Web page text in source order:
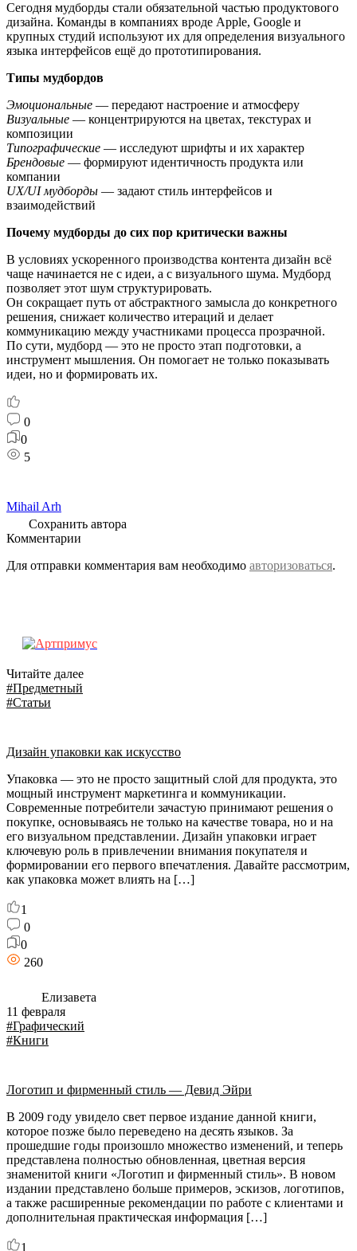
Сегодня мудборды стали обязательной частью продуктового
дизайна. Команды в компаниях вроде Apple, Google и
крупных студий используют их для определения визуального
языка интерфейсов ещё до прототипирования.
Типы мудбордов
Эмоциональные — передают настроение и атмосферу
Визуальные — концентрируются на цветах, текстурах и
композиции
Типографические — исследуют шрифты и их характер
Брендовые — формируют идентичность продукта или
компании
UX/UI мудборды — задают стиль интерфейсов и
взаимодействий
Почему мудборды до сих пор критически важны
В условиях ускоренного производства контента дизайн всё
чаще начинается не с идеи, а с визуального шума. Мудборд
позволяет этот шум структурировать.
Он сокращает путь от абстрактного замысла до конкретного
решения, снижает количество итераций и делает
коммуникацию между участниками процесса прозрачной.
По сути, мудборд — это не просто этап подготовки, а
инструмент мышления. Он помогает не только показывать
идеи, но и формировать их.
0
0
5
Mihail Arh
Сохранить автора
Комментарии
Для отправки комментария вам необходимо авторизоваться.
Читайте далее
#Предметный
#Статьи
Дизайн упаковки как искусство
Упаковка — это не просто защитный слой для продукта, это
мощный инструмент маркетинга и коммуникации.
Современные потребители зачастую принимают решения о
покупке, основываясь не только на качестве товара, но и на
его визуальном представлении. Дизайн упаковки играет
ключевую роль в привлечении внимания покупателя и
формировании его первого впечатления. Давайте рассмотрим,
как упаковка может влиять на […]
1
0
0
260
Елизавета
11 февраля
#Графический
#Книги
Логотип и фирменный стиль — Девид Эйри
В 2009 году увидело свет первое издание данной книги,
которое позже было переведено на десять языков. За
прошедшие годы произошло множество изменений, и теперь
представлена полностью обновленная, цветная версия
знаменитой книги «Логотип и фирменный стиль». В новом
издании представлено больше примеров, эскизов, логотипов,
а также расширенные рекомендации по работе с клиентами и
дополнительная практическая информация […]
1